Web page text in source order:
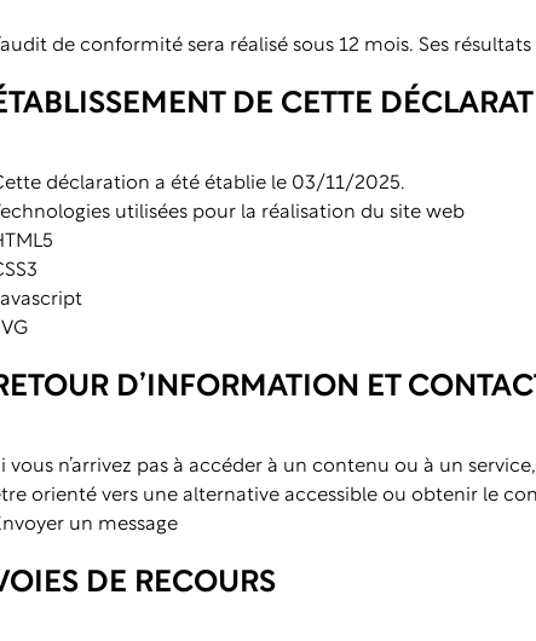
de conformité sera réalisé sous 12 mois. Ses
DE CETTE
déclaration a été établie le 03/11/2025.
Technologies utilisées pour la réalisation du site web
D’INFORMATION ET
vous n’arrivez pas à accéder à un contenu ou à un
orienté vers une alternative accessible ou obtenir le
un message
DE RECOURS